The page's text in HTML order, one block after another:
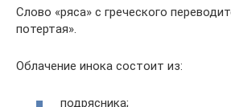
Слово «ряса» с греческого
потертая».
Облачение инока состоит из:
подрясника;